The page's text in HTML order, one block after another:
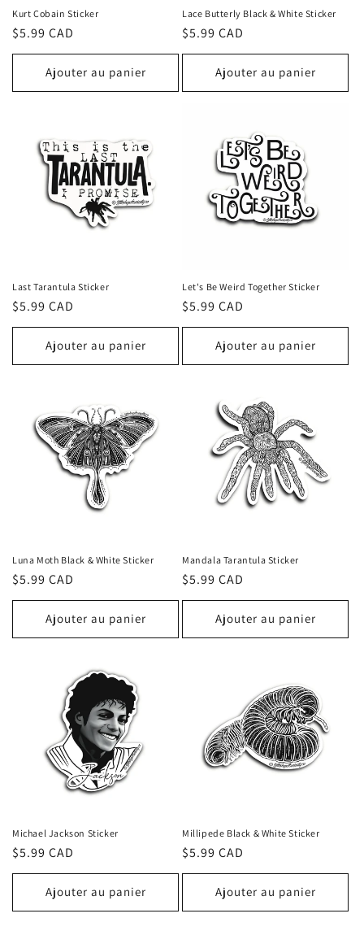
Kurt Cobain Sticker
Prix
habituel
$5.99 CAD
Ajouter au panier
Lace Butterly Black & White Sticker
Prix
habituel
$5.99 CAD
Ajouter au panier
Last Tarantula Sticker
Prix
habituel
$5.99 CAD
Ajouter au panier
Let's Be Weird Together Sticker
Prix
habituel
$5.99 CAD
Ajouter au panier
Luna Moth Black & White Sticker
Prix
habituel
$5.99 CAD
Ajouter au panier
Mandala Tarantula Sticker
Prix
habituel
$5.99 CAD
Ajouter au panier
Michael Jackson Sticker
Prix
habituel
$5.99 CAD
Ajouter au panier
Millipede Black & White Sticker
Prix
habituel
$5.99 CAD
Ajouter au panier